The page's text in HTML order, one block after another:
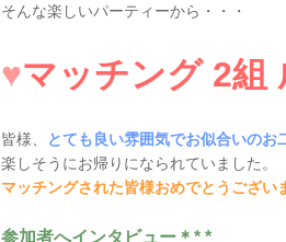
そんな楽しいパーティーから・・・
♥マッチング 2組
皆様、 とても良い雰囲気でお似合いのお
楽しそうにお帰りになられていました。
マッチングされた皆様おめでとうござい
参加者へインタビュー＊* *